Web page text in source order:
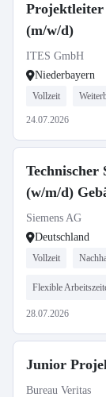
(m/w/d)
ITES GmbH
Niederbayern
Vollzeit
24.07.2026
Technischer
(w/m/d)
Siemens AG
Deutschland
Vollzeit
Flexible
28.07.2026
Junior
Bureau Veritas